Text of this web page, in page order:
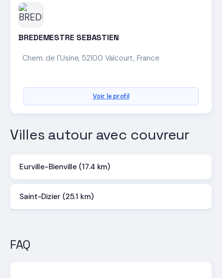
BREDEMESTRE SEBASTIEN
Chem. de l'Usine, 52100 Valcourt, France
Voir le profil
Villes autour avec couvreur
Eurville-Bienville (17.4 km)
Saint-Dizier (25.1 km)
FAQ